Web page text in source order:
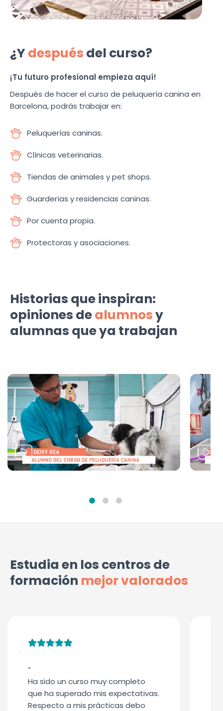
¿Ydespués del curso?
¡Tu futuro profesional empieza aquí!
Después de hacer el curso de peluquería canina en
Barcelona, podrás trabajar en:
Peluquerías caninas.
Clínicas veterinarias.
Tiendas de animales y pet shops.
Guarderías y residencias caninas.
Por cuenta propia.
Protectoras y asociaciones.
Historias que inspiran:
opiniones dealumnosy
alumnas que ya trabajan
Estudia en los centros de
formación mejor valorados
“
Ha sido un curso muy completo
que ha superado mis expectativas.
Respecto a mis prácticas debo